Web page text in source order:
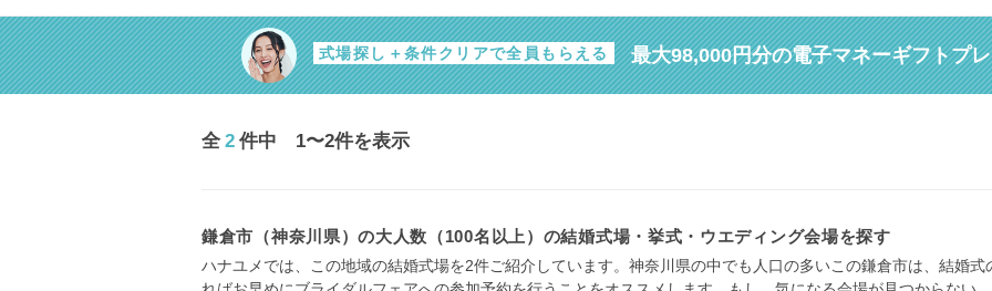
式場探し＋条件クリアで全員もらえる 最大98,000円分の電子マネーギフトプ
全 2 件中 1〜2件を表示
鎌倉市（神奈川県）の大人数（100名以上）の結婚式場・挙式・ウエディング会場を探す
ハナユメでは、この地域の結婚式場を2件ご紹介しています。神奈川県の中でも人口の多いこの鎌倉市は、結婚